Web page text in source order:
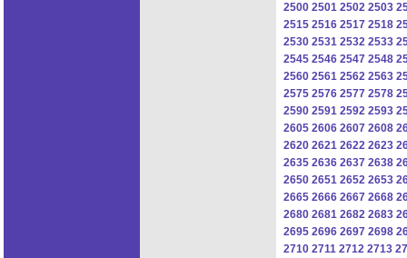
2500 2501 2502 2503
2515 2516 2517 2518
2530 2531 2532 2533
2545 2546 2547 2548
2560 2561 2562 2563
2575 2576 2577 2578
2590 2591 2592 2593
2605 2606 2607 2608
2620 2621 2622 2623
2635 2636 2637 2638
2650 2651 2652 2653
2665 2666 2667 2668
2680 2681 2682 2683
2695 2696 2697 2698
2710 2711 2712 2713